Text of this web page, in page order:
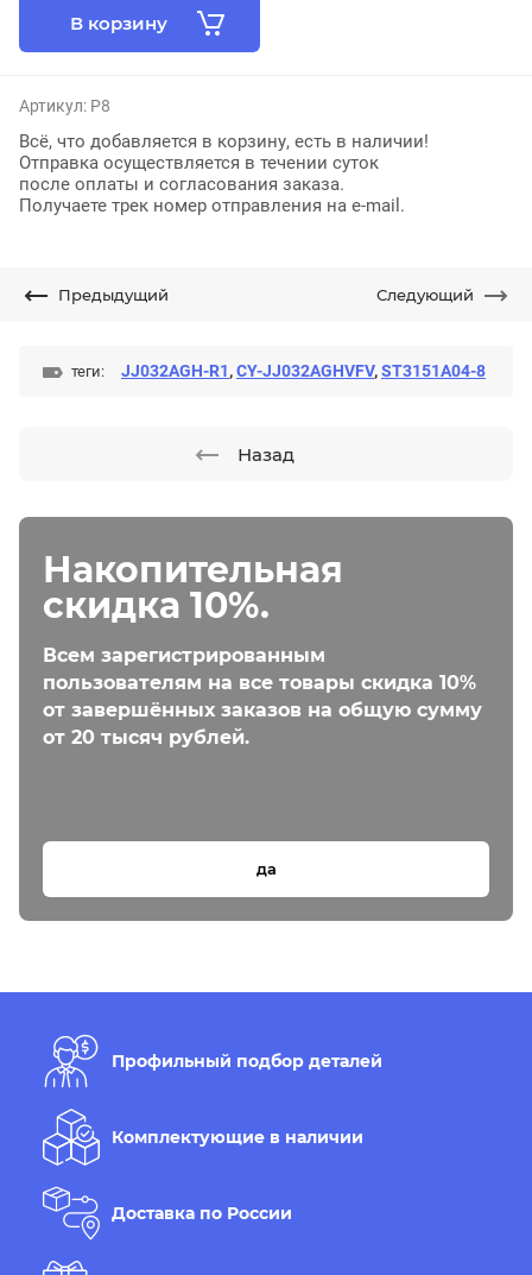
Накопительная
скидка 10%.
Всем зарегистрированным
пользователям на все товары скидка 10%
от завершённых заказов на общую сумму
от 20 тысяч рублей.
да
В корзину
Артикул: P8
Всё, что добавляется в корзину, есть в наличии!
Отправка осуществляется в течении суток
после оплаты и согласования заказа.
Получаете трек номер отправления на e-mail.
Предыдущий Следующий
теги: JJ032AGH-R1,CY-JJ032AGHVFV,ST3151A04-8
Назад
Профильный подбор деталей
Комплектующие в наличии
Доставка по России